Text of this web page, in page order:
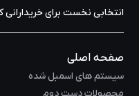
انتخابی نخست برای
صفحه اصلی
سیستم های اسمبل شده